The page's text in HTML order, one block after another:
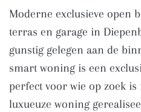
Moderne exclusieve open
terras en garage in
gunstig gelegen aan de
smart woning is een
perfect voor wie op zoek
luxueuze woning